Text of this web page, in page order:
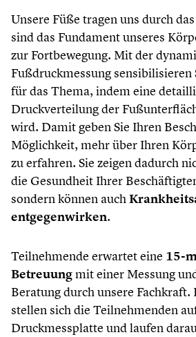
Unsere Füße tragen uns durch
sind das Fundament unseres
zur Fortbewegung. Mit der
Fußdruckmessung sensibilisieren
für das Thema, indem eine
Druckverteilung der
wird. Damit geben Sie Ihren
Möglichkeit, mehr über Ihren
zu erfahren. Sie zeigen dadurch
die Gesundheit Ihrer
sondern können auch
entgegenwirken.
Teilnehmende erwartet eine 15-
Betreuungmit einer Messung
Beratung durch unsere Fachkraft.
stellen sich die Teilnehmenden
Druckmessplatte und laufen